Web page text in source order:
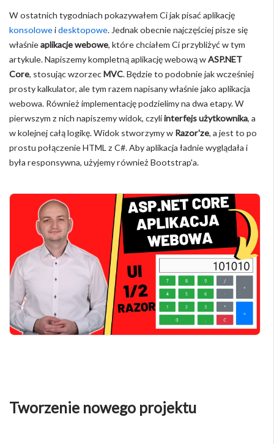
W ostatnich tygodniach pokazywałem Ci jak pisać aplikację
konsoloweidesktopowe. Jednak obecnie najczęściej pisze się
właśnieaplikacje webowe, które chciałem Ci przybliżyć w tym
artykule. Napiszemy kompletną aplikację webową wASP.NET
Core, stosując wzorzecMVC. Będzie to podobnie jak wcześniej
prosty kalkulator, ale tym razem napisany właśnie jako aplikacja
webowa. Również implementację podzielimy na dwa etapy. W
pierwszym z nich napiszemy widok, czyliinterfejs użytkownika, a
w kolejnej całą logikę. Widok stworzymy w Razor'ze, a jest to po
prostu połączenie HTML z C#. Aby aplikacja ładnie wyglądała i
była responsywna, użyjemy również Bootstrap'a.
Tworzenie nowego projektu